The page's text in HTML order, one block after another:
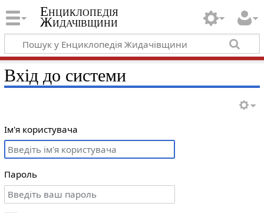
Енциклопедія
Жидачівщини
Вхід до системи
Ім'я користувача
Пароль